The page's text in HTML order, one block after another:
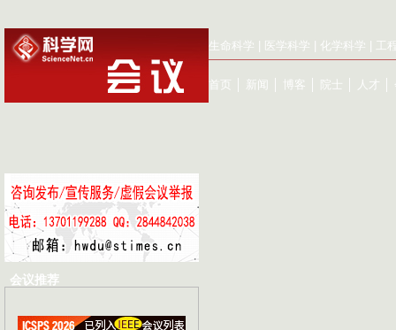
生命科学 医学科学 化学科学 工
首页 新闻 博客 院士 人才
会议推荐